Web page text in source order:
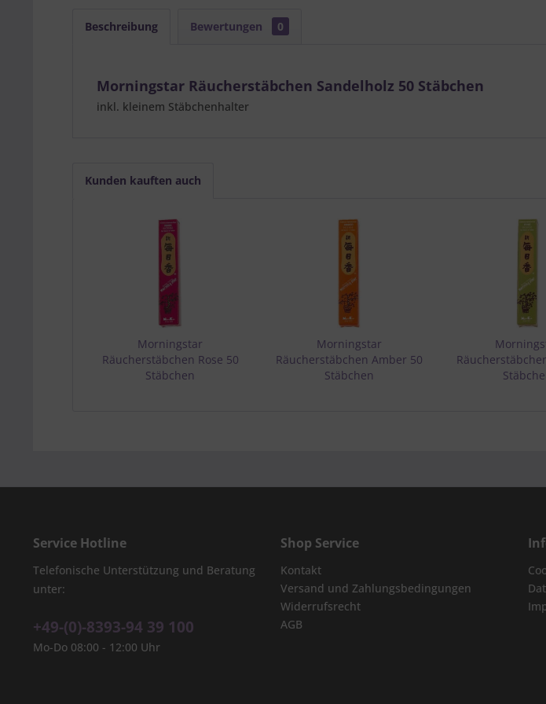
Beschreibung Bewertungen 0
Morningstar Räucherstäbchen Sandelholz 50 Stäbchen
inkl. kleinem Stäbchenhalter
Kunden kauften auch
Morningstar
Räucherstäbchen Rose 50
Stäbchen
Morningstar
Räucherstäbchen Amber 50
Stäbchen
Service Hotline
Telefonische Unterstützung und Beratung
unter:
+49-(0)-8393-94 39 100
Mo-Do 08:00 - 12:00 Uhr
Shop Service
Kontakt
Versand und Zahlungsbedingungen
Widerrufsrecht
AGB